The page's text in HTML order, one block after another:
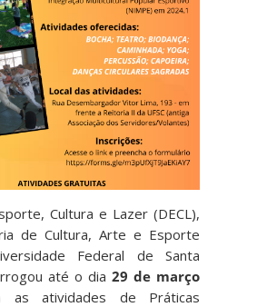
Cultura e Lazer (DECL),
de Cultura, Arte e Esporte
Federal de Santa
até o dia29 de março
asatividades de Práticas